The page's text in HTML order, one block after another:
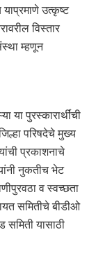
याप्रमाणे उत्कृष्ट
विस्तार
म्हणून
या पुरस्कारार्थींची
परिषदेचे मुख्य
प्रकाशनाचे
नुकतीच भेट
व स्वच्छता
समितीचे बीडीओ
समिती यासाठी